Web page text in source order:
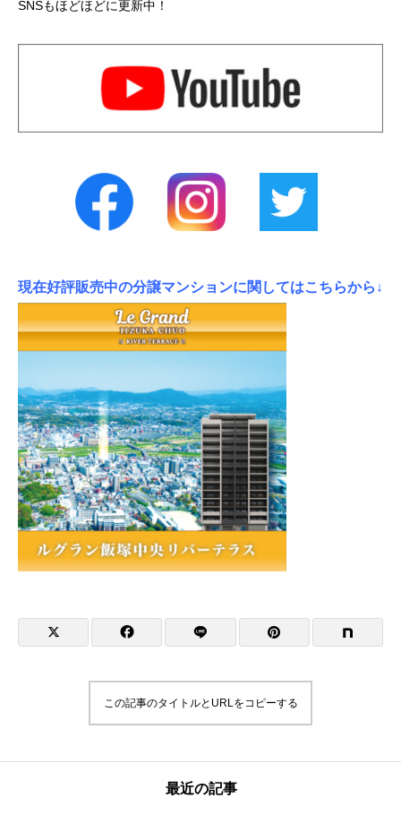
SNSもほどほどに更新中！
現在好評販売中の分譲マンションに関してはこちらから↓
この記事のタイトルとURLをコピーする
最近の記事